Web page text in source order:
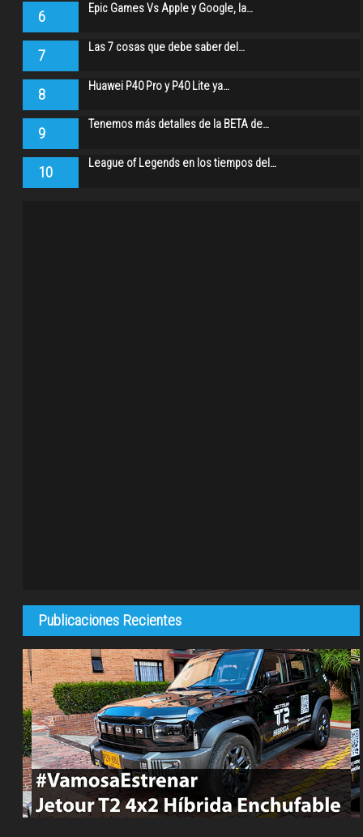
6 Epic Games Vs Apple y Google, la…
7 Las 7 cosas que debe saber del…
8 Huawei P40 Pro y P40 Lite ya…
9 Tenemos más detalles de la BETA de…
10 League of Legends en los tiempos del…
Publicaciones Recientes